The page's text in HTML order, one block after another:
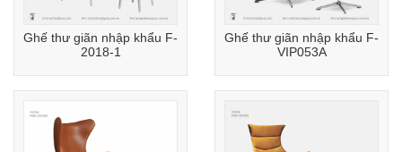
Ghế thư giãn nhập khẩu F-
2018-1
Ghế thư giãn nhập khẩu F-
VIP053A